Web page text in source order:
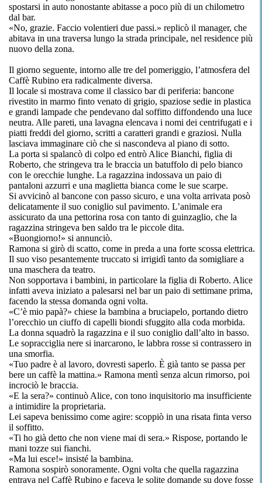
spostarsi in auto nonostante abitasse a poco più di un chilometro
dal bar.
«No, grazie. Faccio volentieri due passi.» replicò il manager, che
abitava in una traversa lungo la strada principale, nel residence più
nuovo della zona.
Il giorno seguente, intorno alle tre del pomeriggio, l’atmosfera del
Caffè Rubino era radicalmente diversa.
Il locale si mostrava come il classico bar di periferia: bancone
rivestito in marmo finto venato di grigio, spaziose sedie in plastica
e grandi lampade che pendevano dal soffitto diffondendo una luce
neutra. Alle pareti, una lavagna elencava i nomi dei centrifugati e i
piatti freddi del giorno, scritti a caratteri grandi e graziosi. Nulla
lasciava immaginare ciò che si nascondeva al piano di sotto.
La porta si spalancò di colpo ed entrò Alice Bianchi, figlia di
Roberto, che stringeva tra le braccia un batuffolo di pelo bianco
con le orecchie lunghe. La ragazzina indossava un paio di
pantaloni azzurri e una maglietta bianca come le sue scarpe.
Si avvicinò al bancone con passo sicuro, e una volta arrivata posò
delicatamente il suo coniglio sul pavimento. L’animale era
assicurato da una pettorina rosa con tanto di guinzaglio, che la
ragazzina stringeva ben saldo tra le piccole dita.
«Buongiorno!» si annunciò.
Ramona si girò di scatto, come in preda a una forte scossa elettrica.
Il suo viso pesantemente truccato si irrigidì tanto da somigliare a
una maschera da teatro.
Non sopportava i bambini, in particolare la figlia di Roberto. Alice
infatti aveva iniziato a palesarsi nel bar un paio di settimane prima,
facendo la stessa domanda ogni volta.
«C’è mio papà?» chiese la bambina a bruciapelo, portando dietro
l’orecchio un ciuffo di capelli biondi sfuggito alla coda morbida.
La donna squadrò la ragazzina e il suo coniglio dall’alto in basso.
Le sopracciglia nere si inarcarono, le labbra rosse si contrassero in
una smorfia.
«Tuo padre è al lavoro, dovresti saperlo. È già tanto se passa per
bere un caffè la mattina.» Ramona mentì senza alcun rimorso, poi
incrociò le braccia.
«E la sera?» continuò Alice, con tono inquisitorio ma insufficiente
a intimidire la proprietaria.
Lei sapeva benissimo come agire: scoppiò in una risata finta verso
il soffitto.
«Ti ho già detto che non viene mai di sera.» Rispose, portando le
mani tozze sui fianchi.
«Ma lui esce!» insisté la bambina.
Ramona sospirò sonoramente. Ogni volta che quella ragazzina
entrava nel Caffè Rubino e faceva le solite domande su dove fosse